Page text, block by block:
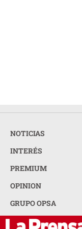
NOTICIAS
INTERÉS
PREMIUM
OPINION
GRUPO OPSA